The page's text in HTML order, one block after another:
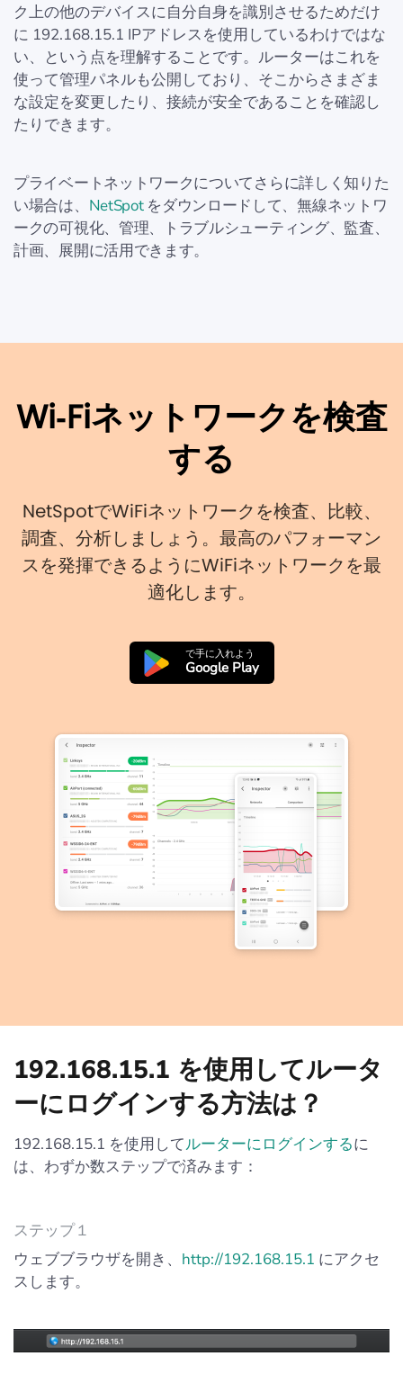
ク上の他のデバイスに自分自身を識別させるためだけ
に 192.168.15.1 IPアドレスを使用しているわけではな
い、という点を理解することです。ルーターはこれを
使って管理パネルも公開しており、そこからさまざま
な設定を変更したり、接続が安全であることを確認し
たりできます。
プライベートネットワークについてさらに詳しく知りた
い場合は、 NetSpotをダウンロードして、無線ネットワ
ークの可視化、管理、トラブルシューティング、監査、
計画、展開に活用できます。
Wi‑Fiネットワークを検査
する
NetSpotでWiFiネットワークを検査、比較、
調査、分析しましょう。最高のパフォーマン
スを発揮できるようにWiFiネットワークを最
適化します。
で手に入れよう
Google Play
192.168.15.1 を使用してルータ
ーにログインする方法は？
192.168.15.1 を使用してルーターにログインするに
は、わずか数ステップで済みます：
ステップ１
ウェブブラウザを開き、 http://192.168.15.1 にアクセ
スします。